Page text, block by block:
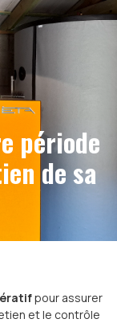
période
de sa
pour assurer
et le contrôle